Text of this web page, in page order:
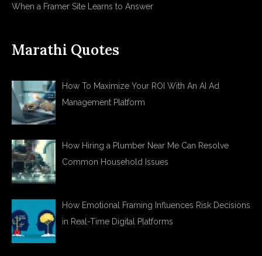
When a Framer Site Learns to Answer
Marathi Quotes
How To Maximize Your ROI With An AI Ad
Management Platform
How Hiring a Plumber Near Me Can Resolve
Common Household Issues
How Emotional Framing Influences Risk Decisions
in Real-Time Digital Platforms